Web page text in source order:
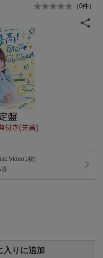
（0件）
Video1枚)
券
入りに追加